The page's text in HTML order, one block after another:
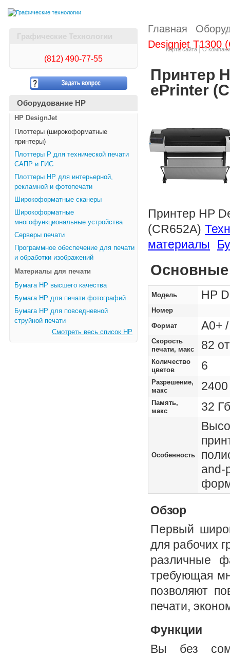
Карта сайта О
Графические Технологии
(812) 490-77-55
Оборудование HP
HP DesignJet
Плоттеры (широкоформатные
принтеры)
Плоттеры Р для технической печати
САПР и ГИС
Плоттеры НР для интерьерной,
рекламной и фотопечати
Широкоформатные сканеры
Широкоформатные
многофункциональные устройства
Серверы печати
Программное обеспечение для печати
и обработки изображений
Материалы для печати
Бумага HP высшего качества
Бумага HP для печати фотографий
Бумага HP для повседневной
струйной печати
Смотреть весь список HP
Главная
Designjet T1300
Принтер
ePrinter
Принтер HP
(CR652A)
материалы
Основные
Модель HP
Номер
Формат A0+
Скорость
печати, макс
82
Количество
цветов
6
Разрешение,
макс
Память,
макс
32
Особенность
and-
Обзор
Первый
для рабочих
различные
требующая
позволяют
печати,
Функции
Вы без